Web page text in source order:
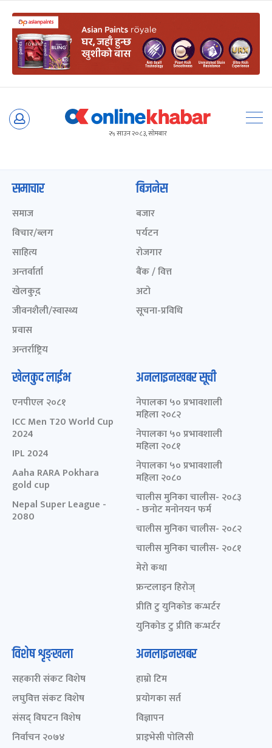
Skip
२५ साउन २०८३, सोमबार
समाचार
समाज
विचार/ब्लग
साहित्य
अन्तर्वार्ता
खेलकुद़़
जीवनशैली/स्वास्थ्य
प्रवास
अन्तर्राष्ट्रिय
बिजनेस
बजार
पर्यटन
रोजगार
बैंक / वित्त
अटो
सूचना-प्रविधि
खेलकुद लाईभ
एनपीएल २०८१
ICC Men T20 World Cup
2024
IPL 2024
Aaha RARA Pokhara
gold cup
Nepal Super League -
2080
अनलाइनखबर सूची
नेपालका ५० प्रभावशाली
महिला २०८२
नेपालका ५० प्रभावशाली
महिला २०८१
नेपालका ५० प्रभावशाली
महिला २०८०
चालीस मुनिका चालीस- २०८३
- छनोट मनोनयन फर्म
चालीस मुनिका चालीस- २०८२
चालीस मुनिका चालीस- २०८१
मेरो कथा
फ्रन्टलाइन हिरोज्
प्रीति टु युनिकोड कन्भर्टर
युनिकोड टु प्रीति कन्भर्टर
विशेष शृङ्खला
सहकारी संकट विशेष
लघुवित्त संकट विशेष
संसद् विघटन विशेष
निर्वाचन २०७४
अनलाइनखबर
हाम्रो टिम
प्रयोगका सर्त
विज्ञापन
प्राइभेसी पोलिसी